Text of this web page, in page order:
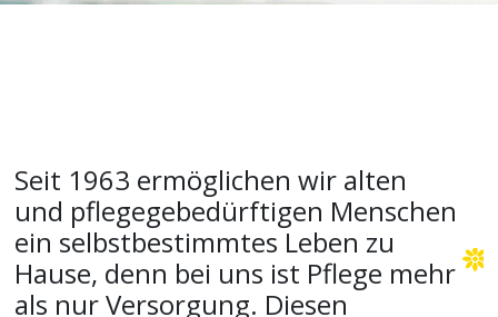
Seit 1963 ermöglichen wir alten
und pflegegebedürftigen Menschen
ein selbstbestimmtes Leben zu
Hause, denn bei uns ist Pflege mehr
als nur Versorgung. Diesen